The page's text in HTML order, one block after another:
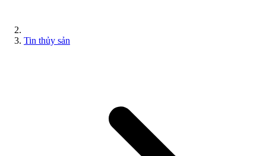
Tin thủy sản